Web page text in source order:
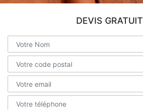
DEVIS GRATUIT